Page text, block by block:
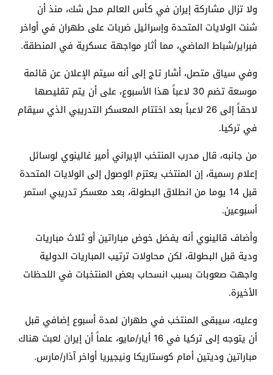
ولا تزال مشاركة إيران في كأس العالم محل شك، منذ أن
شنت الولايات المتحدة وإسرائيل ضربات على طهران في أواخر
فبراير/شباط الماضي، مما أثار مواجهة عسكرية في المنطقة.
وفي سياق متصل، أشار تاج إلى أنه سيتم الإعلان عن قائمة
موسعة تضم 30 لاعباً هذا الأسبوع، على أن يتم تقليصها
لاحقاً إلى 26 لاعباً بعد اختتام المعسكر التدريبي الذي سيقام
في تركيا.
من جانبه، قال مدرب المنتخب الإيراني أمير غالينوي لوسائل
إعلام رسمية، إن المنتخب يعتزم الوصول إلى الولايات المتحدة
قبل 14 يوما من انطلاق البطولة، بعد معسكر تدريبي استمر
أسبوعين.
وأضاف قالينوي أنه يفضل خوض مباراتين أو ثلاث مباريات
ودية قبل البطولة، لكن محاولات ترتيب المباريات الدولية
واجهت صعوبات بسبب انسحاب بعض المنتخبات في اللحظات
الأخيرة.
وعليه، سيبقى المنتخب في طهران لمدة أسبوع إضافي قبل
أن يتوجه إلى تركيا في 16 أيار/مايو، علماً أن إيران لعبت هناك
مباراتين وديتين أمام كوستاريكا ونيجيريا أواخر آذار/مارس.